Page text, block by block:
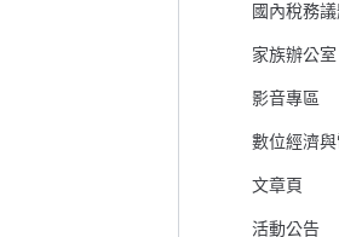
國內稅務
家族辦公室
影音專區
數位經濟
文章頁
活動公告